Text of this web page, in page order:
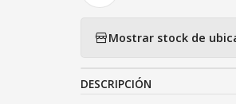
Mostrar stock de
DESCRIPCIÓN